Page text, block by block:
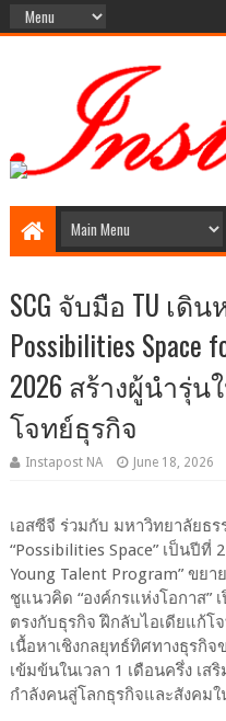
Social
SCG จับมือ TU เดิ
Possibilities Space
2026 สร้างผู้นำรุ่น
โจทย์ธุรกิจ
Instapost NA June 18, 2026
เอสซีจี ร่วมกับ มหาวิทยาลัยธ
“Possibilities Space” เป็นปีที่ 2
Young Talent Program” ขยา
ชูแนวคิด “องค์กรแห่งโอกาส”
ตรงกับธุรกิจ ฝึกลับไอเดียแก้โ
เนื้อหาเชิงกลยุทธ์ทิศทางธุรกิจ
เข้มข้นในเวลา 1 เดือนครึ่ง เส
กำลังคนสู่โลกธุรกิจและสังคม